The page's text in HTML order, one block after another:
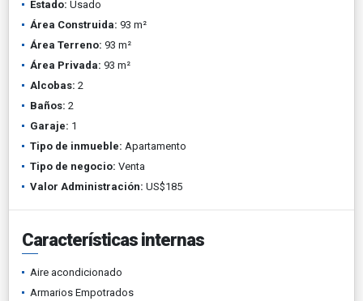
Estado: Usado
Área Construida: 93 m²
Área Terreno: 93 m²
Área Privada: 93 m²
Alcobas: 2
Baños: 2
Garaje: 1
Tipo de inmueble: Apartamento
Tipo de negocio: Venta
Valor Administración: US$185
Características internas
Aire acondicionado
Armarios Empotrados